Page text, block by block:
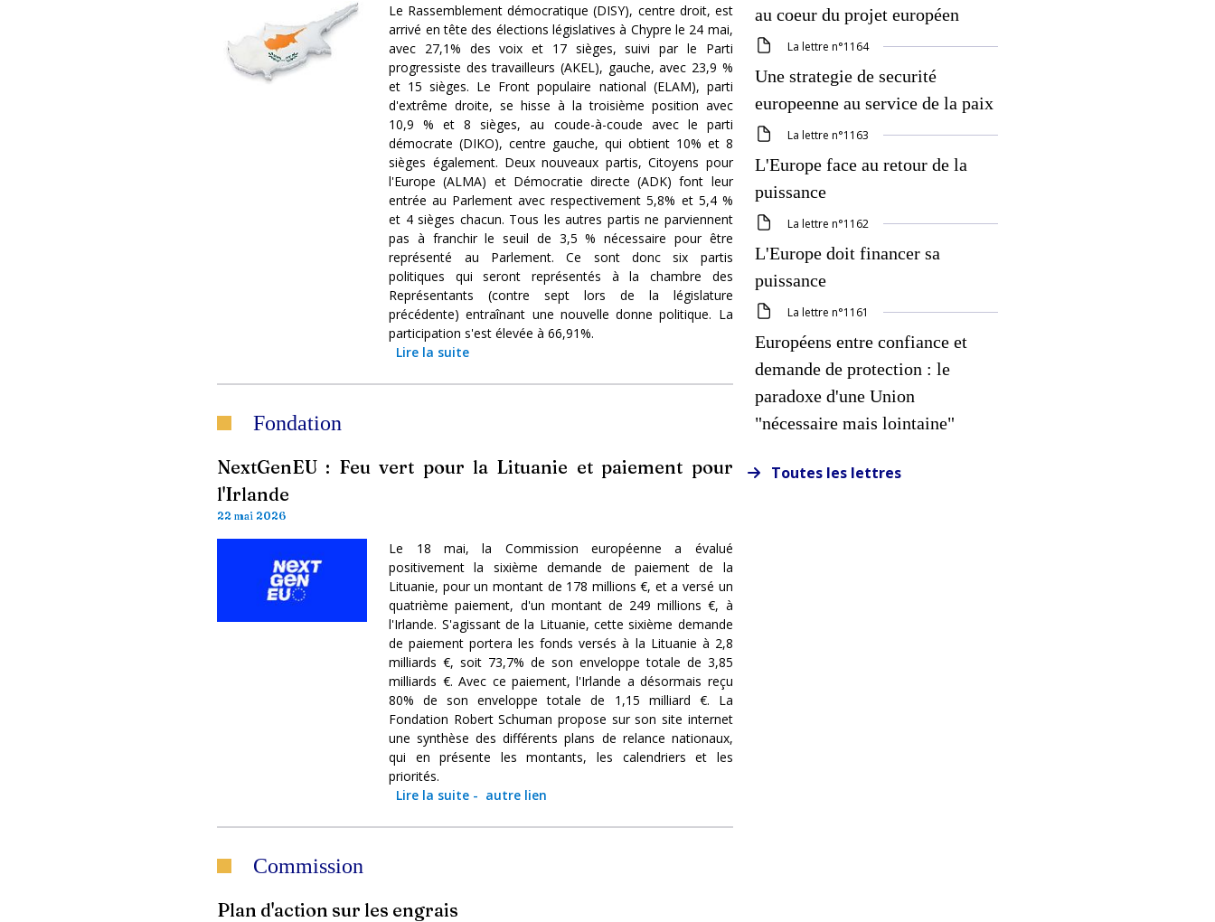
Le Rassemblement démocratique (DISY), centre droit, est
arrivé en tête des élections législatives à Chypre le 24 mai,
avec 27,1% des voix et 17 sièges, suivi par le Parti
progressiste des travailleurs (AKEL), gauche, avec 23,9 %
et 15 sièges. Le Front populaire national (ELAM), parti
d'extrême droite, se hisse à la troisième position avec
10,9 % et 8 sièges, au coude-à-coude avec le parti
démocrate (DIKO), centre gauche, qui obtient 10% et 8
sièges également. Deux nouveaux partis, Citoyens pour
l'Europe (ALMA) et Démocratie directe (ADK) font leur
entrée au Parlement avec respectivement 5,8% et 5,4 %
et 4 sièges chacun. Tous les autres partis ne parviennent
pas à franchir le seuil de 3,5 % nécessaire pour être
représenté au Parlement. Ce sont donc six partis
politiques qui seront représentés à la chambre des
Représentants (contre sept lors de la législature
précédente) entraînant une nouvelle donne politique. La
participation s'est élevée à 66,91%.
Lire la suite
Fondation
NextGenEU : Feu vert pour la Lituanie et paiement pour
l'Irlande
22 mai 2026
Le 18 mai, la Commission européenne a évalué
positivement la sixième demande de paiement de la
Lituanie, pour un montant de 178 millions €, et a versé un
quatrième paiement, d'un montant de 249 millions €, à
l'Irlande. S'agissant de la Lituanie, cette sixième demande
de paiement portera les fonds versés à la Lituanie à 2,8
milliards €, soit 73,7% de son enveloppe totale de 3,85
milliards €. Avec ce paiement, l'Irlande a désormais reçu
80% de son enveloppe totale de 1,15 milliard €. La
Fondation Robert Schuman propose sur son site internet
une synthèse des différents plans de relance nationaux,
qui en présente les montants, les calendriers et les
priorités.
Lire la suite - autre lien
Commission
Plan d'action sur les engrais
au coeur du projet européen
La lettre n°1164
Une strategie de securité
europeenne au service de la paix
La lettre n°1163
L'Europe face au retour de la
puissance
La lettre n°1162
L'Europe doit financer sa
puissance
La lettre n°1161
Européens entre confiance et
demande de protection : le
paradoxe d'une Union
"nécessaire mais lointaine"
Toutes les lettres